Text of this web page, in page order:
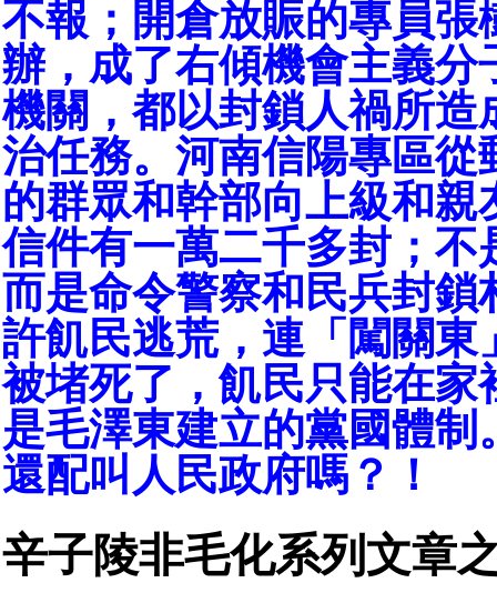
不報；開倉放賑的專員張
辦，成了右傾機會主義分
機關，都以封鎖人禍所造
治任務。河南信陽專區從
的群眾和幹部向上級和親
信件有一萬二千多封；不
而是命令警察和民兵封鎖
許飢民逃荒，連「闖關東
被堵死了，飢民只能在家
是毛澤東建立的黨國體制
還配叫人民政府嗎？！
辛子陵非毛化系列文章